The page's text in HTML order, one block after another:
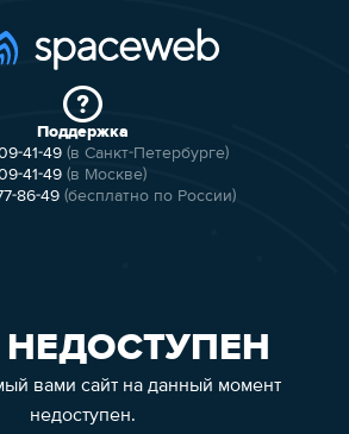
Поддержка
41-49 (в Санкт-Петербурге)
41-49 (в Москве)
86-49 (бесплатно по России)
вами сайт на данный момент
недоступен.